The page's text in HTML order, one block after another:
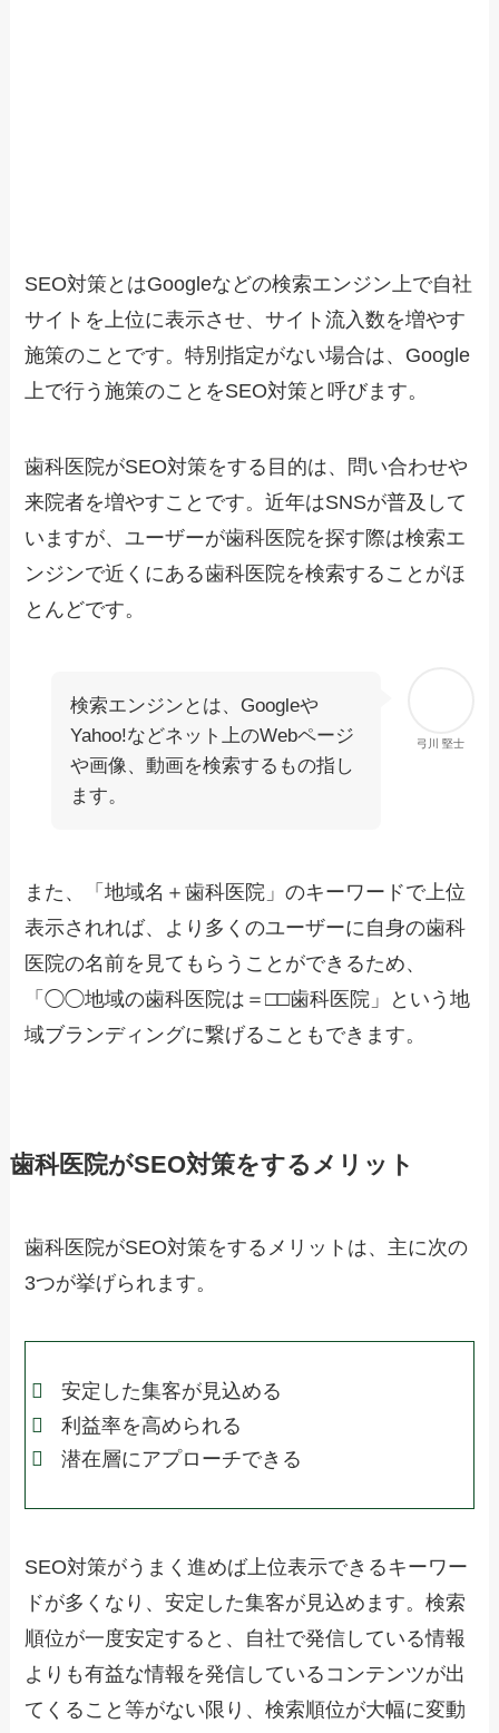
SEO対策とはGoogleなどの検索エンジン上で自社
サイトを上位に表示させ、サイト流入数を増やす
施策のことです。特別指定がない場合は、Google
上で行う施策のことをSEO対策と呼びます。
歯科医院がSEO対策をする目的は、問い合わせや
来院者を増やすことです。近年はSNSが普及して
いますが、ユーザーが歯科医院を探す際は検索エ
ンジンで近くにある歯科医院を検索することがほ
とんどです。
弓川 堅士
検索エンジンとは、Googleや
Yahoo!などネット上のWebページ
や画像、動画を検索するもの指し
ます。
また、「地域名＋歯科医院」のキーワードで上位
表示されれば、より多くのユーザーに自身の歯科
医院の名前を見てもらうことができるため、
「◯◯地域の歯科医院は＝□□歯科医院」という地
域ブランディングに繋げることもできます。
歯科医院がSEO対策をするメリット
歯科医院がSEO対策をするメリットは、主に次の
3つが挙げられます。
安定した集客が見込める
利益率を高められる
潜在層にアプローチできる
SEO対策がうまく進めば上位表示できるキーワー
ドが多くなり、安定した集客が見込めます。検索
順位が一度安定すると、自社で発信している情報
よりも有益な情報を発信しているコンテンツが出
てくること等がない限り、検索順位が大幅に変動